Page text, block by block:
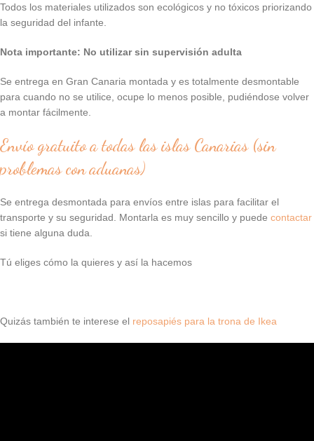
Todos los materiales utilizados son ecológicos y no tóxicos priorizando
la seguridad del infante.
Nota importante: No utilizar sin supervisión adulta
Se entrega en Gran Canaria montada y es totalmente desmontable
para cuando no se utilice, ocupe lo menos posible, pudiéndose volver
a montar fácilmente.
Envío gratuito a todas las islas Canarias (sin
problemas con aduanas)
Se entrega desmontada para envíos entre islas para facilitar el
transporte y su seguridad. Montarla es muy sencillo y puede contactar
si tiene alguna duda.
Tú eliges cómo la quieres y así la hacemos
Quizás también te interese el reposapiés para la trona de Ikea